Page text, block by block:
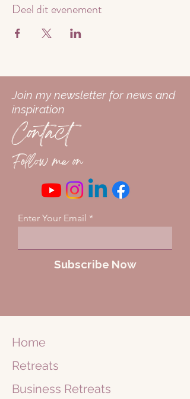
Deel dit evenement
Join my newsletter for news and
inspiration
Contact
Follow me on
Enter Your Email
Subscribe Now
Home
Retreats
Business Retreats